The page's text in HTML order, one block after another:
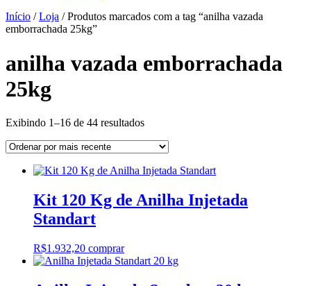
Início /Loja / Produtos marcados com a tag “anilha vazada
emborrachada 25kg”
anilha vazada emborrachada
25kg
Exibindo 1–16 de 44 resultadosClassificado
mais
Kit 120 Kg de Anilha Injetada
Standart
R$1.932,20 comprar